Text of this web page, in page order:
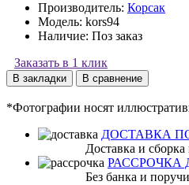
Производитель: Корсак
Модель: kors94
Наличие: Поз заказ
Заказать в 1 клик
В закладки В сравнение
*Фотографии носят
ДОСТАВКА
Доставка и сборка
РАССРОЧКА
Без банка и